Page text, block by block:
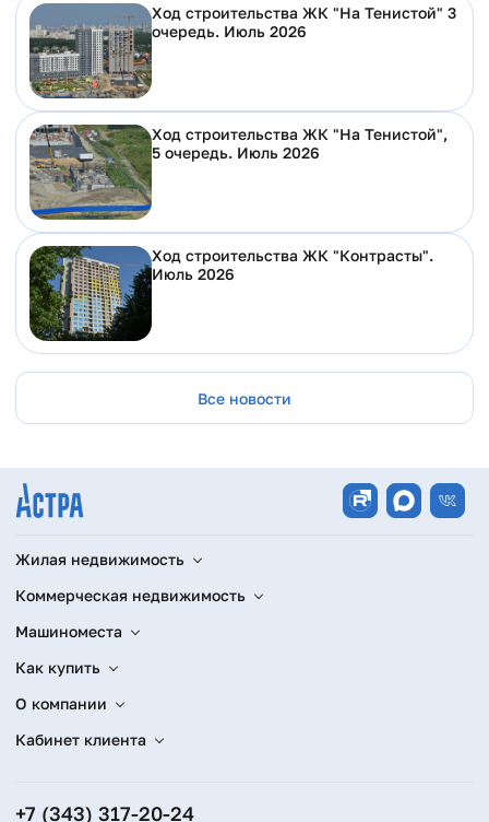
Ход строительства ЖК "На Тенистой" 3
очередь. Июль 2026
Ход строительства ЖК "На Тенистой",
5 очередь. Июль 2026
Ход строительства ЖК "Контрасты".
Июль 2026
Все новости
Жилая недвижимость
Коммерческая недвижимость
Машиноместа
Как купить
О компании
Кабинет клиента
+7 (343) 317-20-24